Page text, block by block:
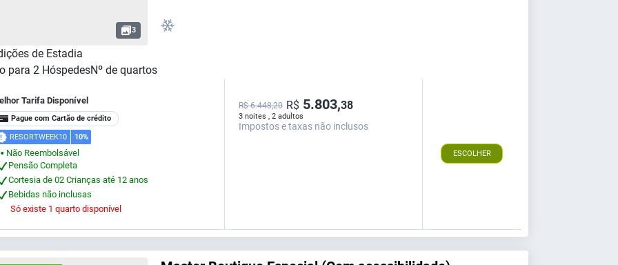
3
de Estadia
para 2 HóspedesNº de quartos
Tarifa Disponível
Pague com Cartão de crédito
RESORTWEEK10 10%
⬤
Não Reembolsável
Pensão Completa
Cortesia de 02 Crianças até 12 anos
Bebidas não inclusas
Só existe 1 quarto disponível
3 noites , 2 adultos
R$ 6.448,20 R$ 5.803,38
Impostos e taxas não inclusos
ESCOLHER